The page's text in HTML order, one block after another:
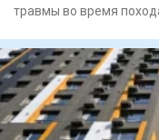
травмы во время